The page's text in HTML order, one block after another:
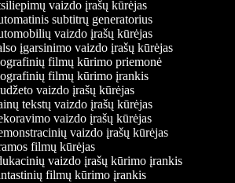
vaizdo įrašų kūrėjas
subtitrų generatorius
vaizdo įrašų kūrėjas
įgarsinimo vaizdo įrašų kūrėjas
filmų kūrimo priemonė
filmų kūrimo įrankis
vaizdo įrašų kūrėjas
tekstų vaizdo įrašų kūrėjas
vaizdo įrašų kūrėjas
vaizdo įrašų kūrėjas
filmų kūrėjas
vaizdo įrašų kūrimo įrankis
filmų kūrimo įrankis